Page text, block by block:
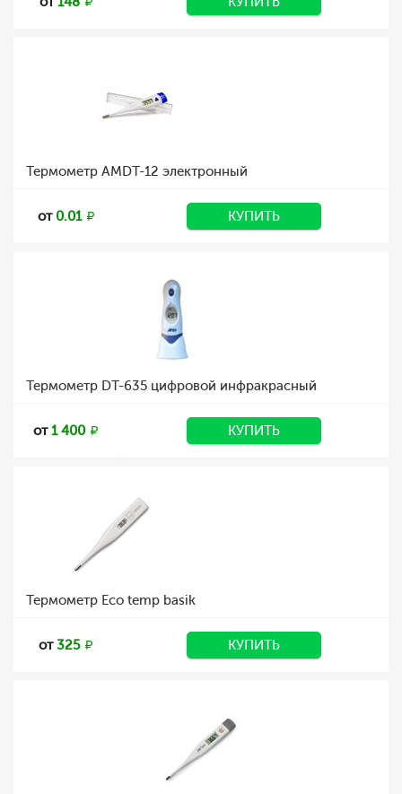
Термометр AMDT-12 электронный
от 0.01 КУПИТЬ
Термометр DT-635 цифровой инфракрасный
от1 400 КУПИТЬ
Термометр Eco temp basik
от325 КУПИТЬ